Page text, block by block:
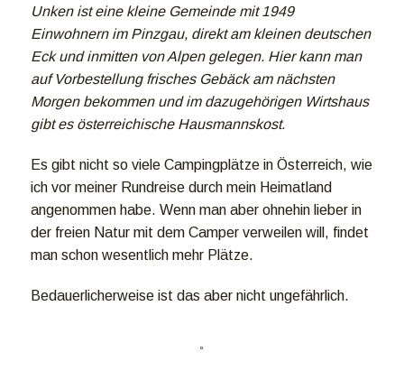
Unken ist eine kleine Gemeinde mit 1949
Einwohnern im Pinzgau, direkt am kleinen deutschen
Eck und inmitten von Alpen gelegen. Hier kann man
auf Vorbestellung frisches Gebäck am nächsten
Morgen bekommen und im dazugehörigen Wirtshaus
gibt es österreichische Hausmannskost.
Es gibt nicht so viele Campingplätze in Österreich, wie
ich vor meiner Rundreise durch mein Heimatland
angenommen habe. Wenn man aber ohnehin lieber in
der freien Natur mit dem Camper verweilen will, findet
man schon wesentlich mehr Plätze.
Bedauerlicherweise ist das aber nicht ungefährlich.